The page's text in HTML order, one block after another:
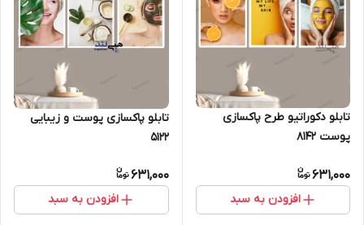
تابلو دکوراتیو طرح پاکسازی
پوست 8142
631,000
افزودن به سبد
تابلو پاکسازی پوست و زیبایی
5122
631,000
افزودن به سبد